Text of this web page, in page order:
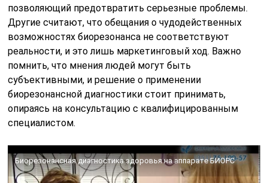
позволяющий предотвратить серьезные проблемы.
Другие считают, что обещания о чудодейственных
возможностях биорезонанса не соответствуют
реальности, и это лишь маркетинговый ход. Важно
помнить, что мнения людей могут быть
субъективными, и решение о применении
биорезонансной диагностики стоит принимать,
опираясь на консультацию с квалифицированным
специалистом.
Биорезонансная диагностика здоровья на аппарате БИОРС